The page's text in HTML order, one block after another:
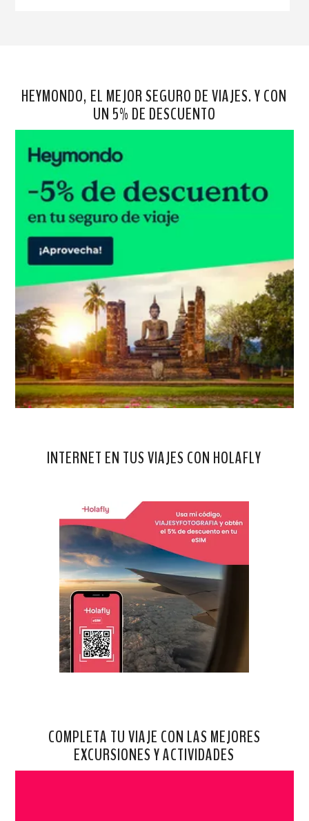
HEYMONDO, EL MEJOR SEGURO DE VIAJES. Y CON
UN 5% DE DESCUENTO
INTERNET EN TUS VIAJES CON HOLAFLY
COMPLETA TU VIAJE CON LAS MEJORES
EXCURSIONES Y ACTIVIDADES